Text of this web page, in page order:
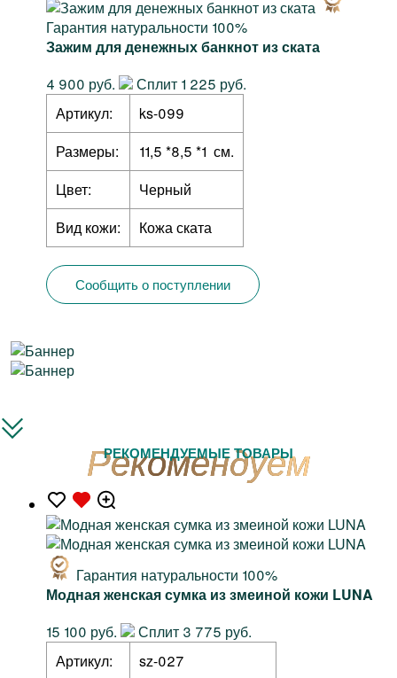
Гарантия натуральности 100%
Зажим для денежных банкнот из ската
4 900 руб.
Сплит 1 225 руб.
Артикул:
ks-099
Размеры:
11,5 *8,5 *1 см.
Цвет:
Черный
Вид кожи:
Кожа ската
Сообщить о поступлении
РЕКОМЕНДУЕМЫЕ ТОВАРЫ
Гарантия натуральности 100%
Модная женская сумка из змеиной кожи LUNA
15 100 руб.
Сплит 3 775 руб.
Артикул:
sz-027